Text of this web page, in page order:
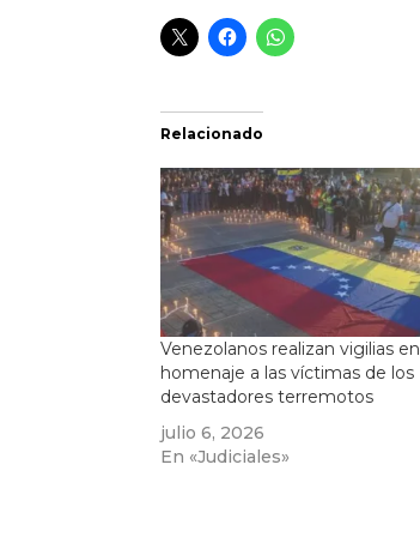
Relacionado
Venezolanos realizan vigilias en
homenaje a las víctimas de los
devastadores terremotos
julio 6, 2026
En «Judiciales»